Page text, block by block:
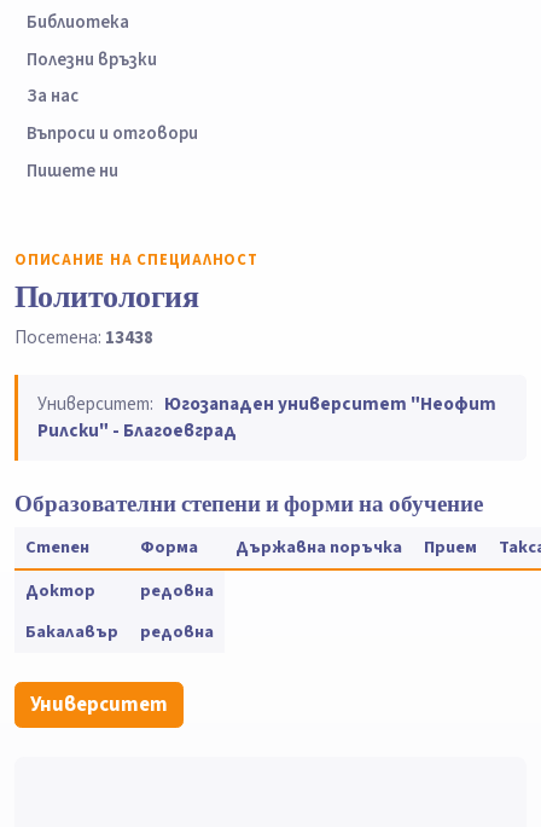
Библиотека
Полезни връзки
За нас
Въпроси и отговори
Пишете ни
ОПИСАНИЕ НА СПЕЦИАЛНОСТ
Политология
Посетена: 13438
Университет: Югозападен университет "Неофит
Рилски" - Благоевград
Образователни степени и форми на обучение
Степен Форма Държавна поръчка Прием
Доктор
редовна
Бакалавър
редовна
Университет